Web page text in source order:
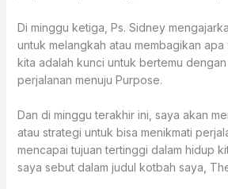
Di minggu ketiga, Ps. Sidney
untuk melangkah atau membagikan
kita adalah kunci untuk bertemu
perjalanan menuju Purpose.
Dan di minggu terakhir ini, saya akan
atau strategi untuk bisa menikmati
mencapai tujuan tertinggi dalam hidup
saya sebut dalam judul kotbah saya,